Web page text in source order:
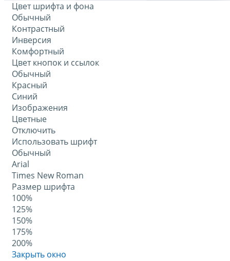
Цвет шрифта и фона
Обычный
Контрастный
Инверсия
Комфортный
Цвет кнопок и ссылок
Обычный
Красный
Синий
Изображения
Цветные
Отключить
Использовать шрифт
Обычный
Arial
Times New Roman
Размер шрифта
100%
125%
150%
175%
200%
Закрыть окно